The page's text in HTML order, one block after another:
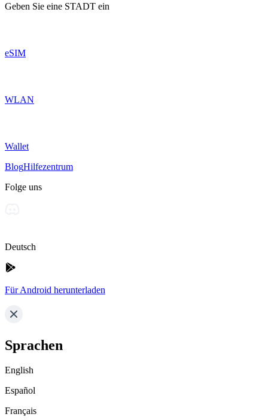
Geben Sie eine STADT ein
eSIM
WLAN
Wallet
BlogHilfezentrum
Folge uns
Deutsch
Für Android herunterladen
Sprachen
English
Español
Français